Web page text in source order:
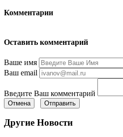
Комментарии
Оставить комментарий
Ваше имя
Ваш email
Введите Ваш комментарий
Отмена Отправить
Другие Новости